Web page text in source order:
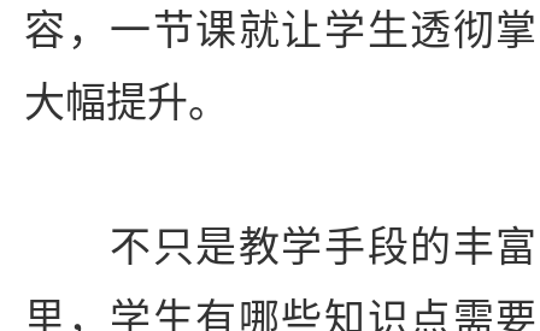
容，一节课就让学生透彻
大幅提升。
不只是教学手段的丰富
里，学生有哪些知识点需